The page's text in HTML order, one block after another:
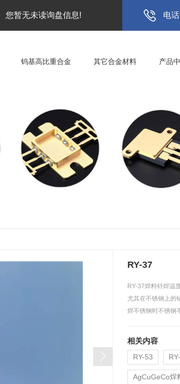
电话
您暂无未读询盘信息!
钨基高比重合金 其它合金材料 产品
RY-37
RY-37焊料钎焊温
尤其在不锈钢上的
焊不锈钢时不锈钢
相关内容
RY-53
AgCuGeCo焊